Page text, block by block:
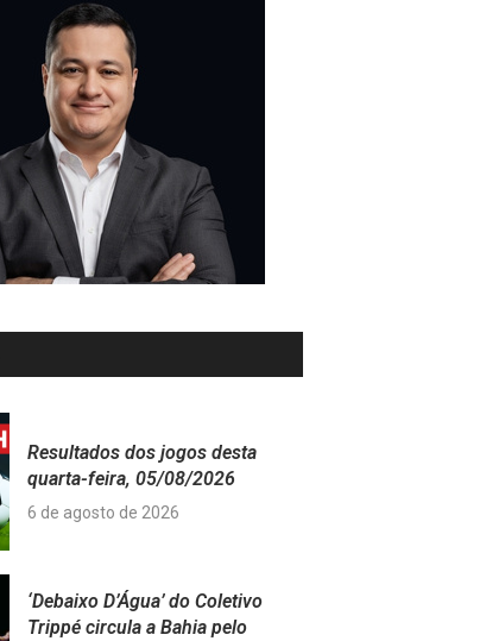
Resultados dos jogos desta
quarta-feira, 05/08/2026
6 de agosto de 2026
‘Debaixo D’Água’ do Coletivo
Trippé circula a Bahia pelo